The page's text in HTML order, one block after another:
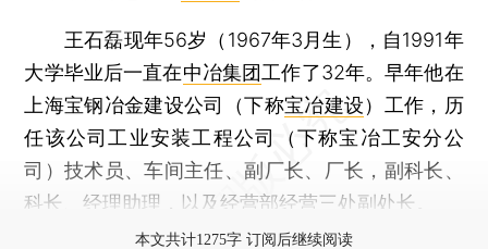
王石磊现年56岁（1967年3月生），自1991年
大学毕业后一直在中冶集团工作了32年。早年他在
上海宝钢冶金建设公司（下称宝冶建设）工作，历
任该公司工业安装工程公司（下称宝冶工安分公
司）技术员、车间主任、副厂长、厂长，副科长、
科长、经理助理，以及经营部经营三处副处长。
本文共计1275字 订阅后继续阅读